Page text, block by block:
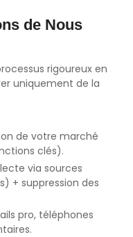
de Nous
rigoureux en
uniquement de la
de votre marché
clés).
via sources
+ suppression des
pro, téléphones